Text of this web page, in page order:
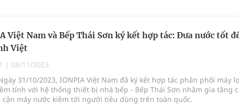
Việt Nam và Bếp Thái Sơn ký kết hợp tác: Đưa nước tốt
Việt
| 08/11/2023
31/10/2023, IONPIA Việt Nam đã ký kết hợp tác phân phối máy
tính với hệ thống thiết bị nhà bếp - Bếp Thái Sơn nhằm gia tăng
cận máy nước kiềm tới người tiêu dùng trên toàn quốc.